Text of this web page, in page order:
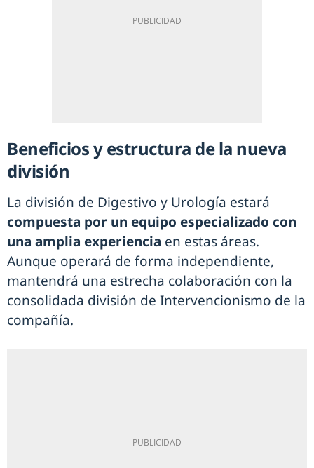
Beneficios y estructura de la nueva
división
La división de Digestivo y Urología estará
compuesta por un equipo especializado con
una amplia experiencia en estas áreas.
Aunque operará de forma independiente,
mantendrá una estrecha colaboración con la
consolidada división de Intervencionismo de la
compañía.